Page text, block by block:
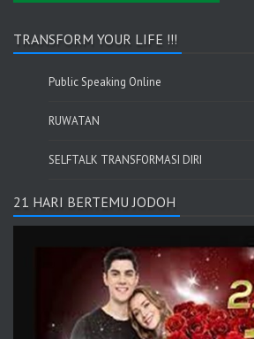
TRANSFORM YOUR LIFE !!!
Public Speaking Online
RUWATAN
SELFTALK TRANSFORMASI DIRI
21 HARI BERTEMU JODOH